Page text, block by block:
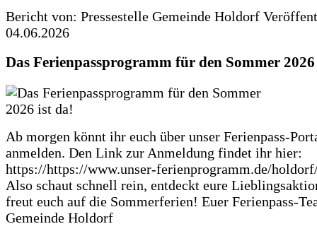
Bericht von: Pressestelle Gemeinde Holdorf
04.06.2026
Das Ferienpassprogramm für den Sommer
Ab morgen könnt ihr euch über unser Ferienpass-
anmelden. Den Link zur Anmeldung findet ihr hier:
https://https://www.unser-ferienprogramm.de/
Also schaut schnell rein, entdeckt eure
freut euch auf die Sommerferien! Euer Ferienpass-
Gemeinde Holdorf